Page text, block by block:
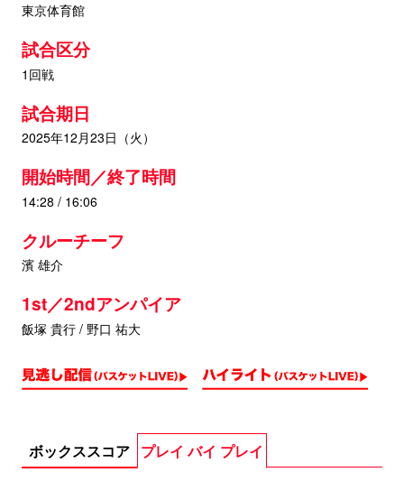
東京体育館
試合区分
1回戦
試合期日
2025年12月23日（火）
開始時間／終了時間
14:28 / 16:06
クルーチーフ
濱 雄介
1st／2ndアンパイア
飯塚 貴行 / 野口 祐大
ボックススコア プレイ バイ プレイ